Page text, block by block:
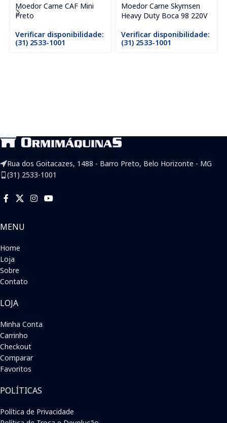
Moedor Carne CAF Mini
Preto
Verificar disponibilidade:
(31) 2533-1001
Moedor Carne Skymsen
Heavy Duty Boca 98 220V
Verificar disponibilidade:
(31) 2533-1001
Rua dos Goitacazes, 1488 - Barro Preto, Belo Horizonte - MG
(31) 2533-1001
MENU
Home
Loja
Sobre
Contato
LOJA
Minha Conta
Carrinho
Checkout
Comparar
Favoritos
POLÍTICAS
Política de Privacidade